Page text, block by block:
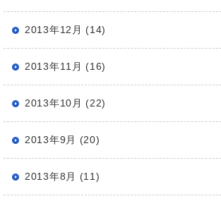
2013年12月 (14)
2013年11月 (16)
2013年10月 (22)
2013年9月 (20)
2013年8月 (11)